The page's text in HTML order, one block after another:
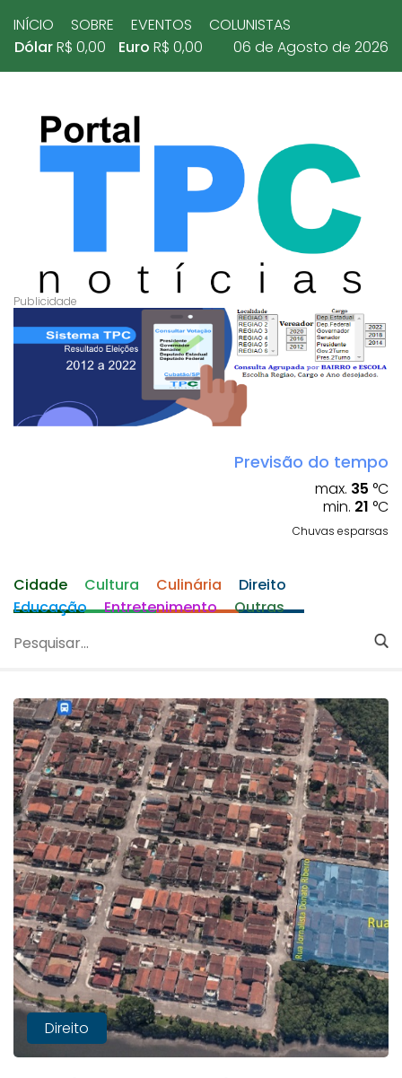
INÍCIO SOBRE EVENTOS
COLUNISTAS
DólarR$ 0,00 Euro R$ 0,00 06 de Agosto de 2026
Previsão do tempo
max. 35 °C
min. 21 °C
Chuvas esparsas
Cidade Cultura Culinária
Direito
Educação
Entretenimento Outras
Direito